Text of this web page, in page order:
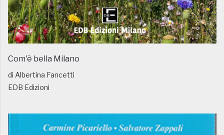
Com'è bella Milano
di Albertina Fancetti
EDB Edizioni